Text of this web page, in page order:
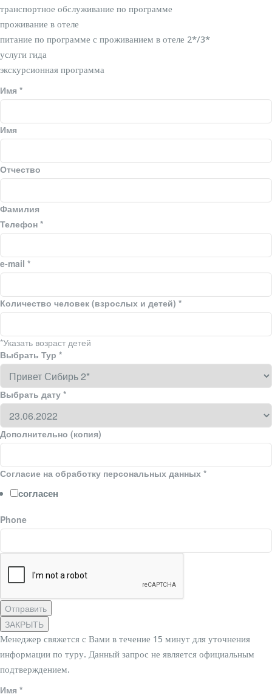
транспортное обслуживание по программе
проживание в отеле
питание по программе с проживанием в отеле 2*/3*
услуги гида
экскурсионная программа
Имя *
Имя
Отчество
Фамилия
Телефон *
e-mail *
Количество человек (взрослых и детей) *
*Указать возраст детей
Выбрать Тур *
Выбрать дату *
Дополнительно (копия)
Согласие на обработку персональных данных *
согласен
Phone
Отправить
ЗАКРЫТЬ
Менеджер свяжется с Вами в течение 15 минут для уточнения
информации по туру. Данный запрос не является официальным
подтверждением.
Имя *